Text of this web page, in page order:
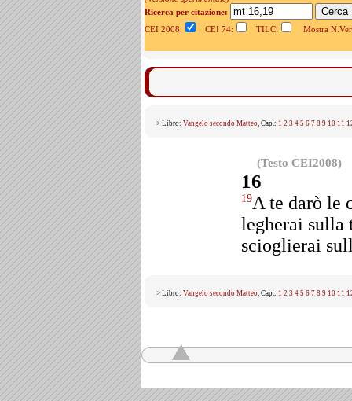
Ricerca per citazione:
CEI 2008:
CEI 74: TILC: Mostra
> Libro: Vangelo secondo Matteo, Cap.: 1 2 3 4 5 6 7 8 9 10 11
(Testo CEI2008)
16
19A te darò le
legherai sulla
scioglierai
> Libro: Vangelo secondo Matteo, Cap.: 1 2 3 4 5 6 7 8 9 10 11